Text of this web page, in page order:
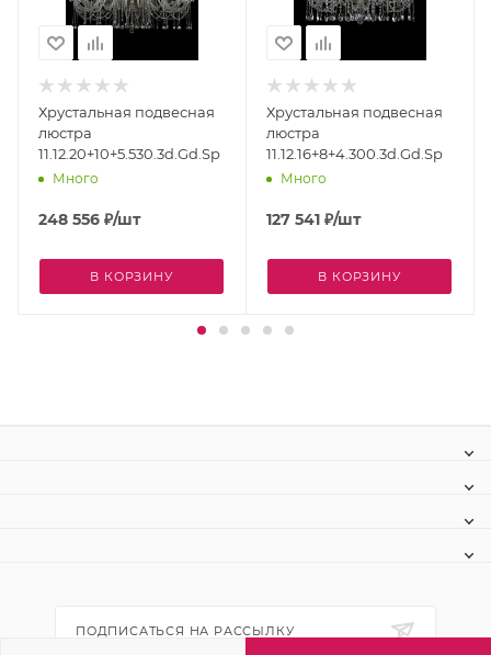
Хрустальная подвесная
люстра
11.12.20+10+5.530.3d.Gd.Sp
Много
248 556 ₽/шт
В КОРЗИНУ
Хрустальная подвесная
люстра
11.12.16+8+4.300.3d.Gd.Sp
Много
127 541 ₽/шт
В КОРЗИНУ
ПОДПИСАТЬСЯ НА РАССЫЛКУ